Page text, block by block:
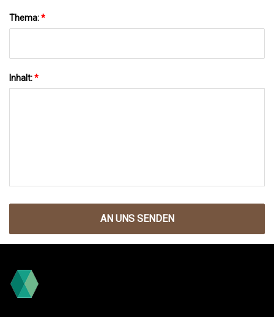
Thema:*
Inhalt:*
AN UNS SENDEN